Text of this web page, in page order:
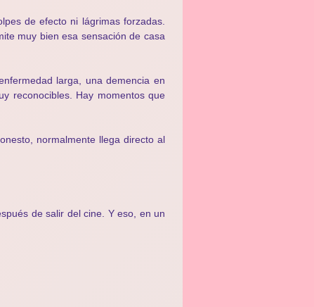
de efecto ni lágrimas forzadas.
muy bien esa sensación de casa
larga, una demencia en
reconocibles. Hay momentos que
normalmente llega directo al
de salir del cine. Y eso, en un